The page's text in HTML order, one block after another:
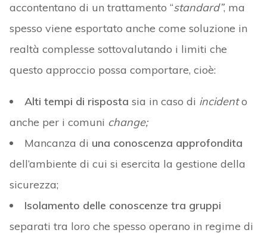
accontentano di un trattamento “standard”, ma
spesso viene esportato anche come soluzione in
realtà complesse sottovalutando i limiti che
questo approccio possa comportare, cioè:
Alti tempi di risposta sia in caso di incidento
anche per i comuni change;
Mancanza di una conoscenza approfondita
dell’ambiente di cui si esercita la gestione della
sicurezza;
Isolamento delle conoscenze tra gruppi
separati tra loro che spesso operano in regime di